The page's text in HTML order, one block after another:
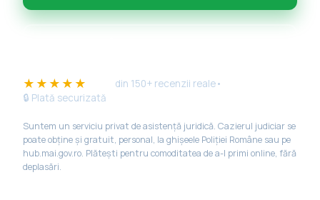
★★★★★ din 150+ recenzii reale•
🔒 Plată securizată
Suntem un serviciu privat de asistență juridică. Cazierul judiciar se
poate obține și gratuit, personal, la ghișeele Poliției Române sau pe
hub.mai.gov.ro. Plătești pentru comoditatea de a-l primi online, fără
deplasări.